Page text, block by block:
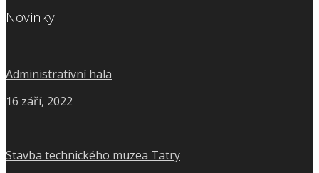
Novinky
Administrativní hala
16 září, 2022
Stavba technického muzea Tatry